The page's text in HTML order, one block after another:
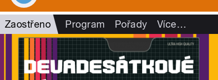
Zaostřeno Program Pořady Více…